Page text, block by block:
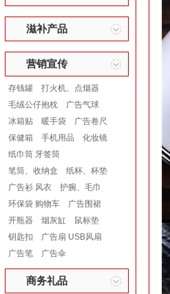
滋补产品
营销宣传
存钱罐
打火机、点烟器
毛绒公仔抱枕
广告气球
冰箱贴
暖手袋
广告卷尺
保健箱
手机用品
化妆镜
纸巾筒 牙签筒
笔筒、收纳盒
纸杯、杯垫
广告衫 风衣
护腕、毛巾
环保袋 购物车
广告围裙
开瓶器
烟灰缸
鼠标垫
钥匙扣
广告扇 USB风扇
广告笔
广告伞
商务礼品